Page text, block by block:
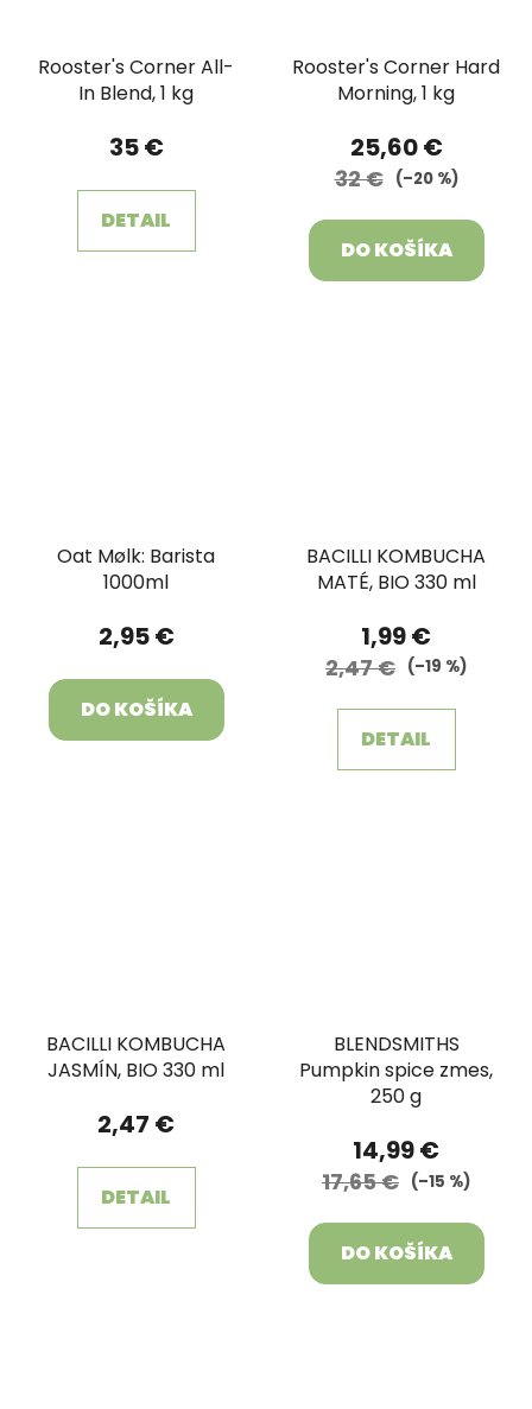
Rooster's Corner All-
In Blend, 1 kg
35 €
DETAIL
Rooster's Corner Hard
Morning, 1 kg
25,60 €
32 € (–20 %)
DO KOŠÍKA
Oat Mølk: Barista
1000ml
2,95 €
DO KOŠÍKA
BACILLI KOMBUCHA
MATÉ, BIO 330 ml
1,99 €
2,47 € (–19 %)
DETAIL
BACILLI KOMBUCHA
JASMÍN, BIO 330 ml
2,47 €
DETAIL
BLENDSMITHS
Pumpkin spice zmes,
250 g
14,99 €
17,65 € (–15 %)
DO KOŠÍKA